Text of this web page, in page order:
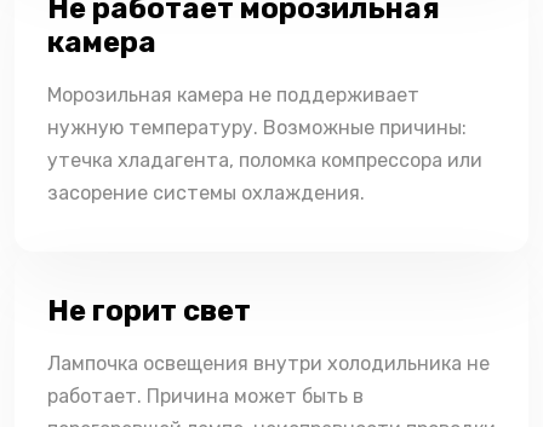
Не работает морозильная
камера
Морозильная камера не поддерживает
нужную температуру. Возможные причины:
утечка хладагента, поломка компрессора или
засорение системы охлаждения.
Не горит свет
Лампочка освещения внутри холодильника не
работает. Причина может быть в